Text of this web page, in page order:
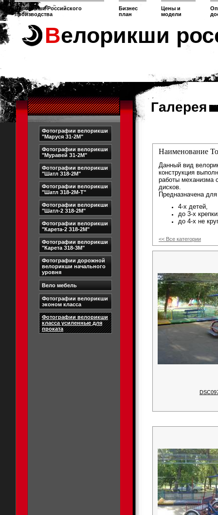
Велорикши Российского
производства
Бизнес
план
Цены и
модели
Велорикши
Фотографии велорикши
"Маруся З1-2М"
Фотографии велорикши
"Муравей З1-2М"
Фотографии велорикши
"Шатл З18-2М"
Фотографии велорикши
"Шатл З18-2М-Т"
Фотографии велорикши
"Шатл-2 З18-2М"
Фотографии велорикши
"Карета-2 З18-2М"
Фотографии велорикши
"Карета З18-3М"
Фотографии дорожной
велорикши начального
уровня
Вело мебель
Фотографии велорикши
эконом класса
Фотографии велорикши
класса усиленные для
проката
Галерея
Наименование
Данный вид
конструкция
работы механизма
дисков.
Предназначена для
4-х детей,
до 3-х
до 4-х не
<< Все категории